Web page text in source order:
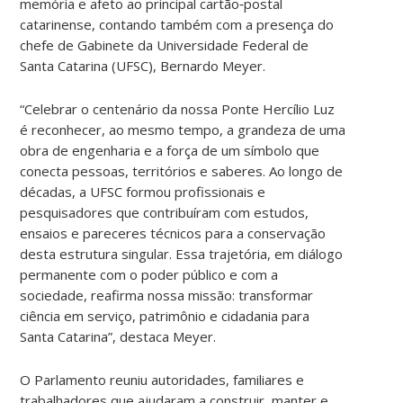
catarinense, contando também com a presença do
chefe de Gabinete da Universidade Federal de
Santa Catarina (UFSC), Bernardo Meyer.
“Celebrar o centenário da nossa Ponte Hercílio Luz
é reconhecer, ao mesmo tempo, a grandeza de uma
obra de engenharia e a força de um símbolo que
conecta pessoas, territórios e saberes. Ao longo de
décadas, a UFSC formou profissionais e
pesquisadores que contribuíram com estudos,
ensaios e pareceres técnicos para a conservação
desta estrutura singular. Essa trajetória, em diálogo
permanente com o poder público e com a
sociedade, reafirma nossa missão: transformar
ciência em serviço, patrimônio e cidadania para
Santa Catarina”, destaca Meyer.
O Parlamento reuniu autoridades, familiares e